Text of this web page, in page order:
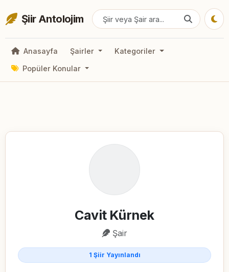
Şiir Antolojim
Anasayfa Şairler
Kategoriler
Popüler Konular
Cavit Kürnek
Şair
1 Şiir Yayınlandı